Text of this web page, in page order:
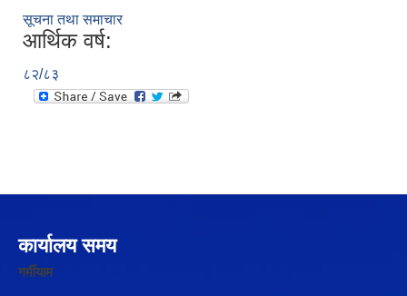
सूचना तथा समाचार
आर्थिक वर्ष:
८२/८३
कार्यालय समय
गर्मीयाम